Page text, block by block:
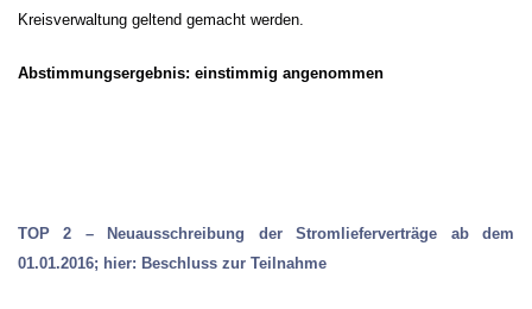
Kreisverwaltung geltend gemacht werden.
Abstimmungsergebnis: einstimmig angenommen
TOP 2 – Neuausschreibung der Stromlieferverträge ab dem
01.01.2016; hier: Beschluss zur Teilnahme